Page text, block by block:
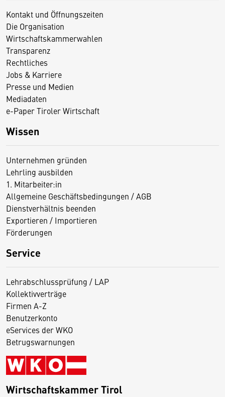
Kontakt und Öffnungszeiten
Die Organisation
Wirtschaftskammerwahlen
Transparenz
Rechtliches
Jobs & Karriere
Presse und Medien
Mediadaten
e-Paper Tiroler Wirtschaft
Wissen
Unternehmen gründen
Lehrling ausbilden
1. Mitarbeiter:in
Allgemeine Geschäftsbedingungen / AGB
Dienstverhältnis beenden
Exportieren / Importieren
Förderungen
Service
Lehrabschlussprüfung / LAP
Kollektivverträge
Firmen A-Z
Benutzerkonto
eServices der WKO
Betrugswarnungen
Wirtschaftskammer Tirol